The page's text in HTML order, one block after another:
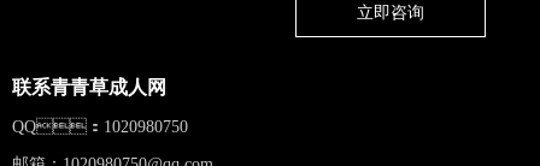
立即咨询
联系青青草成人网
QQ：1020980750